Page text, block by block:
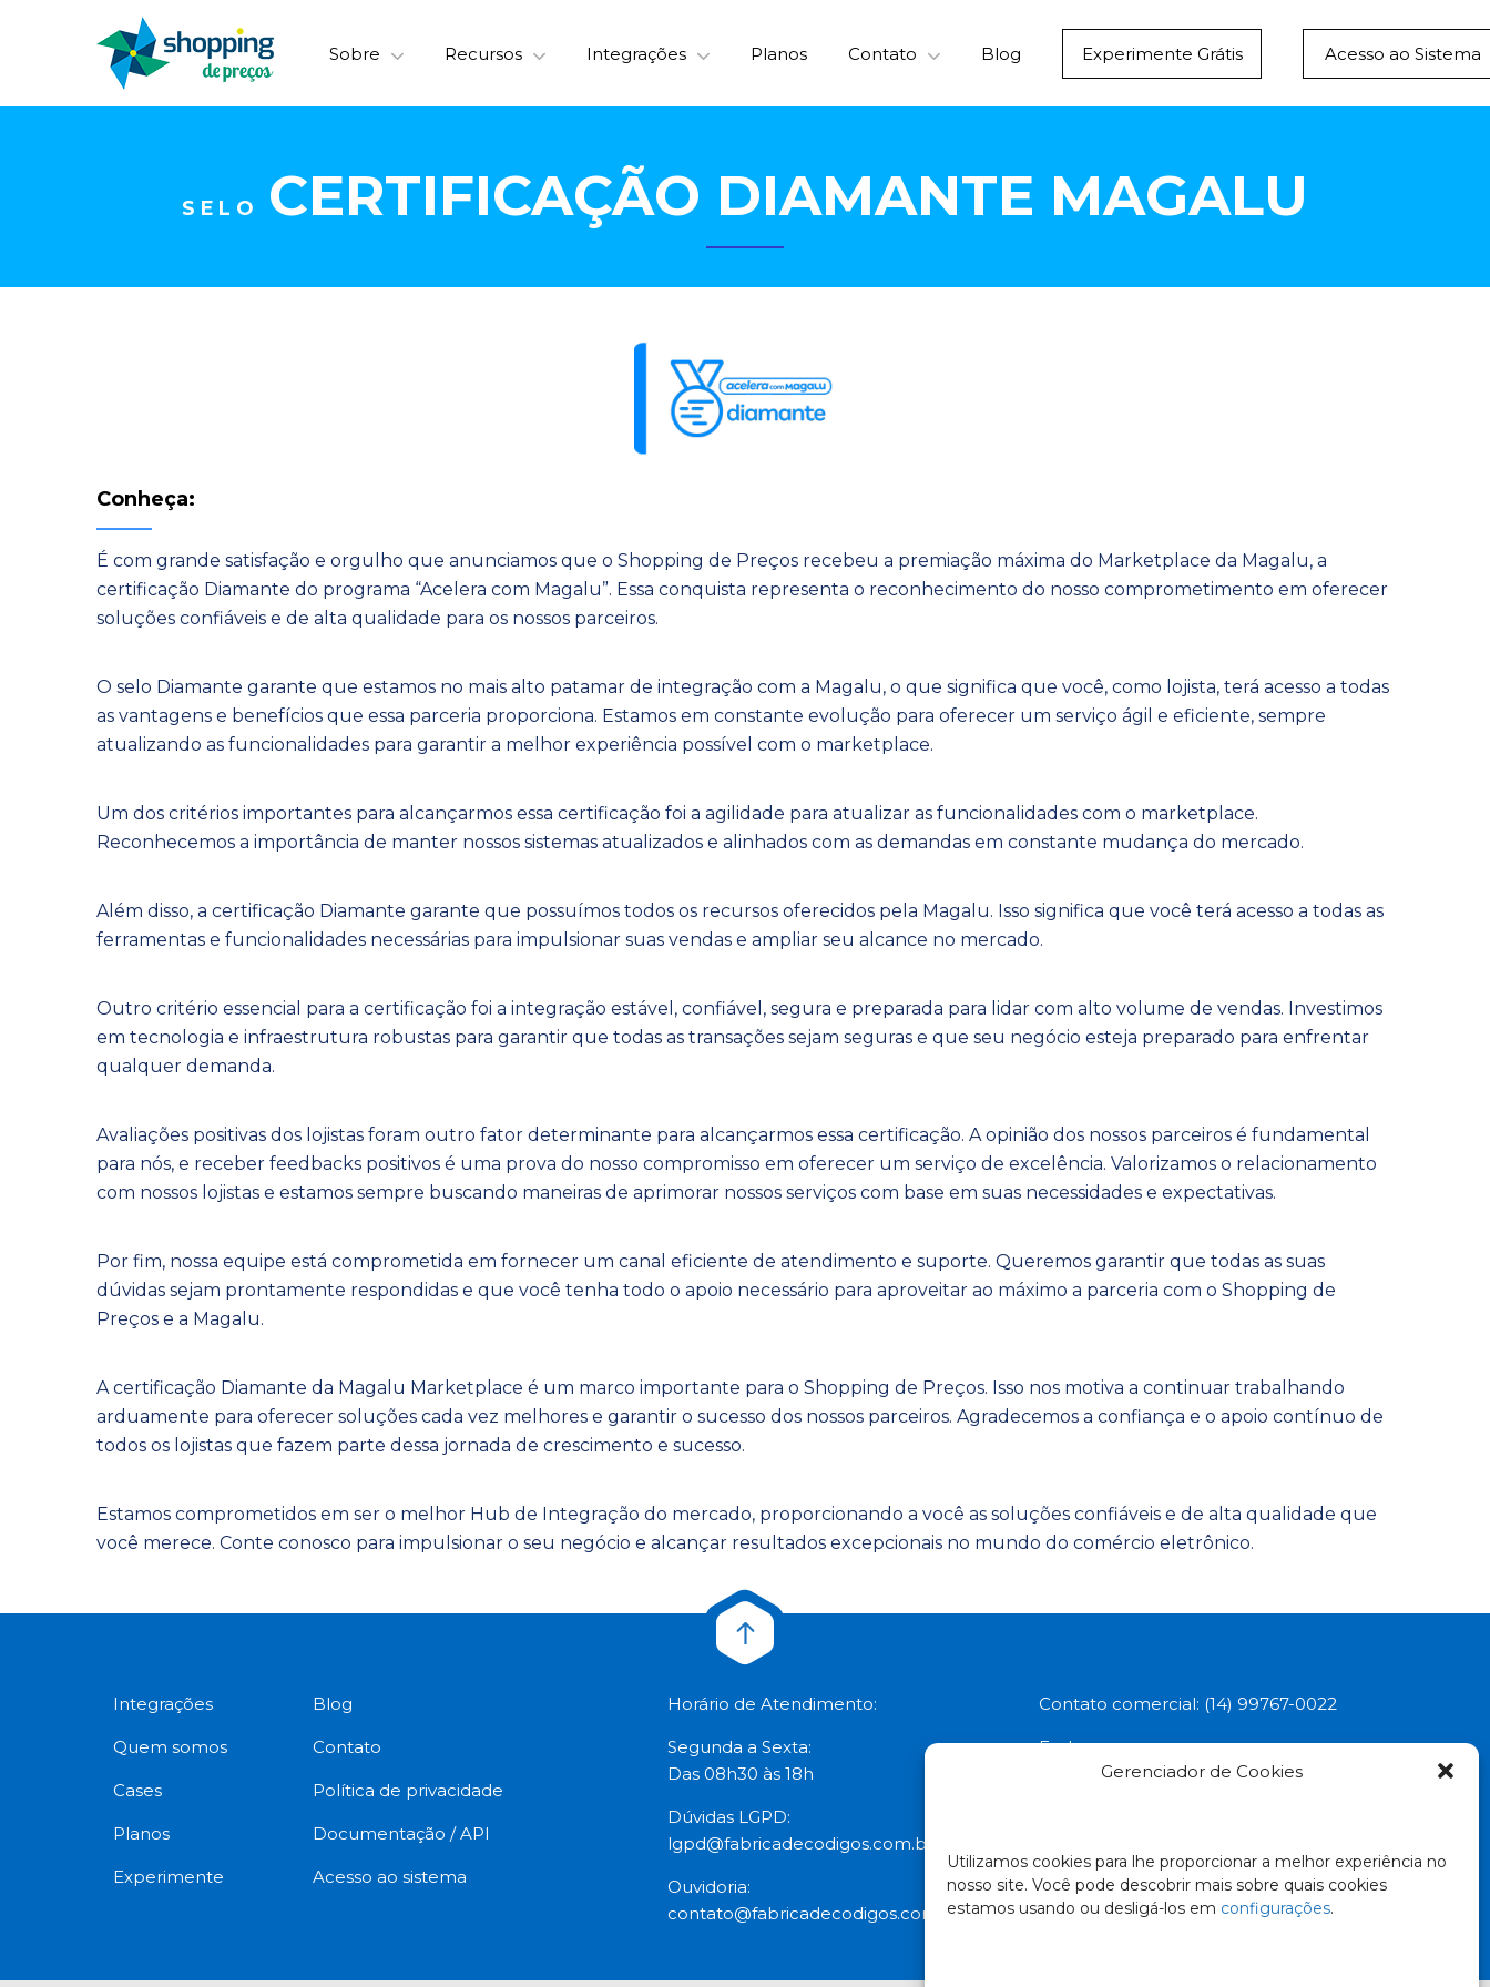
Gerenciador de Cookies
Utilizamos cookies para lhe proporcionar a melhor experiência no
nosso site. Você pode descobrir mais sobre quais cookies
estamos usando ou desligá-los em configurações.
Sobre Recursos Integrações Planos Contato Blog Experimente Grátis Acesso ao Sistema
SELO CERTIFICAÇÃO DIAMANTE MAGALU
Conheça:
É com grande satisfação e orgulho que anunciamos que o Shopping de Preços recebeu a premiação máxima do Marketplace da Magalu, a
certificação Diamante do programa “Acelera com Magalu”. Essa conquista representa o reconhecimento do nosso comprometimento em oferecer
soluções confiáveis e de alta qualidade para os nossos parceiros.
O selo Diamante garante que estamos no mais alto patamar de integração com a Magalu, o que significa que você, como lojista, terá acesso a todas
as vantagens e benefícios que essa parceria proporciona. Estamos em constante evolução para oferecer um serviço ágil e eficiente, sempre
atualizando as funcionalidades para garantir a melhor experiência possível com o marketplace.
Um dos critérios importantes para alcançarmos essa certificação foi a agilidade para atualizar as funcionalidades com o marketplace.
Reconhecemos a importância de manter nossos sistemas atualizados e alinhados com as demandas em constante mudança do mercado.
Além disso, a certificação Diamante garante que possuímos todos os recursos oferecidos pela Magalu. Isso significa que você terá acesso a todas as
ferramentas e funcionalidades necessárias para impulsionar suas vendas e ampliar seu alcance no mercado.
Outro critério essencial para a certificação foi a integração estável, confiável, segura e preparada para lidar com alto volume de vendas. Investimos
em tecnologia e infraestrutura robustas para garantir que todas as transações sejam seguras e que seu negócio esteja preparado para enfrentar
qualquer demanda.
Avaliações positivas dos lojistas foram outro fator determinante para alcançarmos essa certificação. A opinião dos nossos parceiros é fundamental
para nós, e receber feedbacks positivos é uma prova do nosso compromisso em oferecer um serviço de excelência. Valorizamos o relacionamento
com nossos lojistas e estamos sempre buscando maneiras de aprimorar nossos serviços com base em suas necessidades e expectativas.
Por fim, nossa equipe está comprometida em fornecer um canal eficiente de atendimento e suporte. Queremos garantir que todas as suas
dúvidas sejam prontamente respondidas e que você tenha todo o apoio necessário para aproveitar ao máximo a parceria com o Shopping de
Preços e a Magalu.
A certificação Diamante da Magalu Marketplace é um marco importante para o Shopping de Preços. Isso nos motiva a continuar trabalhando
arduamente para oferecer soluções cada vez melhores e garantir o sucesso dos nossos parceiros. Agradecemos a confiança e o apoio contínuo de
todos os lojistas que fazem parte dessa jornada de crescimento e sucesso.
Estamos comprometidos em ser o melhor Hub de Integração do mercado, proporcionando a você as soluções confiáveis e de alta qualidade que
você merece. Conte conosco para impulsionar o seu negócio e alcançar resultados excepcionais no mundo do comércio eletrônico.
Integrações
Quem somos
Cases
Planos
Experimente
Blog
Contato
Política de privacidade
Documentação / API
Acesso ao sistema
Horário de Atendimento:
Segunda a Sexta:
Das 08h30 às 18h
Dúvidas LGPD:
lgpd@fabricadecodigos.com.br
Ouvidoria:
contato@fabricadecodigos.com.br
Contato comercial: (14) 99767-0022
Endereço:
Av. Santo Antônio, 3636 - Santa Tereza,